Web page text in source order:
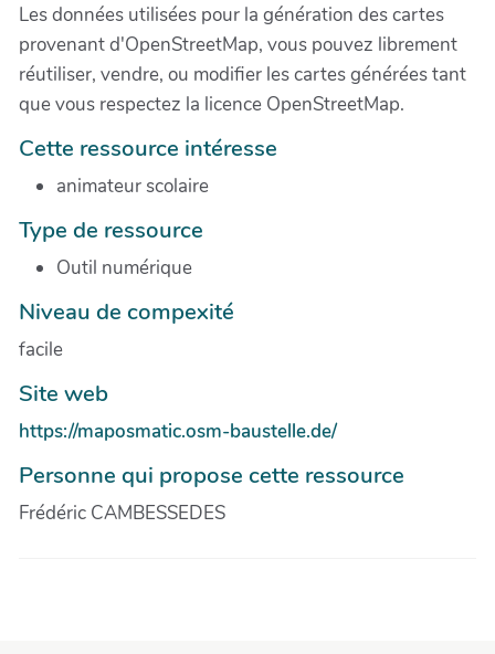
Les données utilisées pour la génération des cartes
provenant d'OpenStreetMap, vous pouvez librement
réutiliser, vendre, ou modifier les cartes générées tant
que vous respectez la licence OpenStreetMap.
Cette ressource intéresse
animateur scolaire
Type de ressource
Outil numérique
Niveau de compexité
facile
Site web
https://maposmatic.osm-baustelle.de/
Personne qui propose cette ressource
Frédéric CAMBESSEDES